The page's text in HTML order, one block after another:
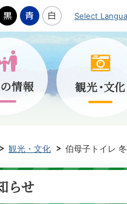
Select
観光・文化 伯母子トイレ
らせ